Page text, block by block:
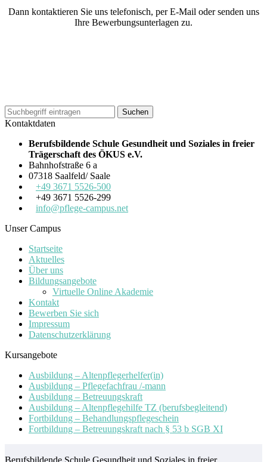
Dann kontaktieren Sie uns telefonisch, per E-Mail oder senden uns
Ihre Bewerbungsunterlagen zu.
Kontaktdaten
Berufsbildende Schule Gesundheit und Soziales in freier
Trägerschaft des ÖKUS e.V.
Bahnhofstraße 6 a
07318 Saalfeld/ Saale
+49 3671 5526-500
+49 3671 5526-299
info@pflege-campus.net
Unser Campus
Startseite
Aktuelles
Über uns
Bildungsangebote
Virtuelle Online Akademie
Kontakt
Bewerben Sie sich
Impressum
Datenschutzerklärung
Kursangebote
Ausbildung – Altenpflegerhelfer(in)
Ausbildung – Pflegefachfrau /-mann
Ausbildung – Betreuungskraft
Ausbildung – Altenpflegehilfe TZ (berufsbegleitend)
Fortbildung – Behandlungspflegeschein
Fortbildung – Betreuungskraft nach § 53 b SGB XI
Berufsbildende Schule Gesundheit und Soziales in freier